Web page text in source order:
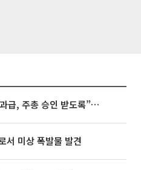
김정관 장관 “반도체 성과급, 주총 승인 받도록”…상법·자본시장법 개정 시사
서 미상 폭발물 발견